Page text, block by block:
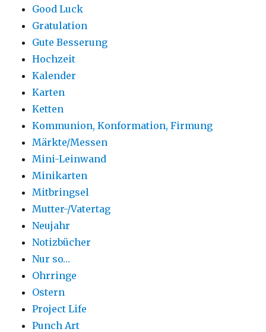
Good Luck
Gratulation
Gute Besserung
Hochzeit
Kalender
Karten
Ketten
Kommunion, Konformation, Firmung
Märkte/Messen
Mini-Leinwand
Minikarten
Mitbringsel
Mutter-/Vatertag
Neujahr
Notizbücher
Nur so…
Ohrringe
Ostern
Project Life
Punch Art